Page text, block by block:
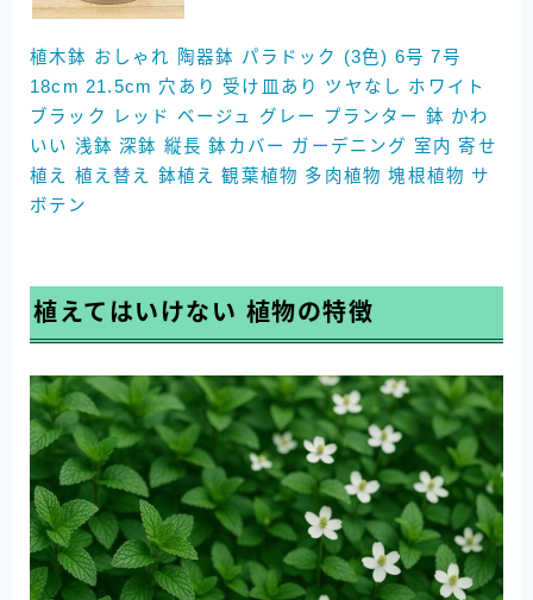
植木鉢 おしゃれ 陶器鉢 パラドック (3色) 6号 7号
18cm 21.5cm 穴あり 受け皿あり ツヤなし ホワイト
ブラック レッド ベージュ グレー プランター 鉢 かわ
いい 浅鉢 深鉢 縦長 鉢カバー ガーデニング 室内 寄せ
植え 植え替え 鉢植え 観葉植物 多肉植物 塊根植物 サ
ボテン
植えてはいけない 植物の特徴